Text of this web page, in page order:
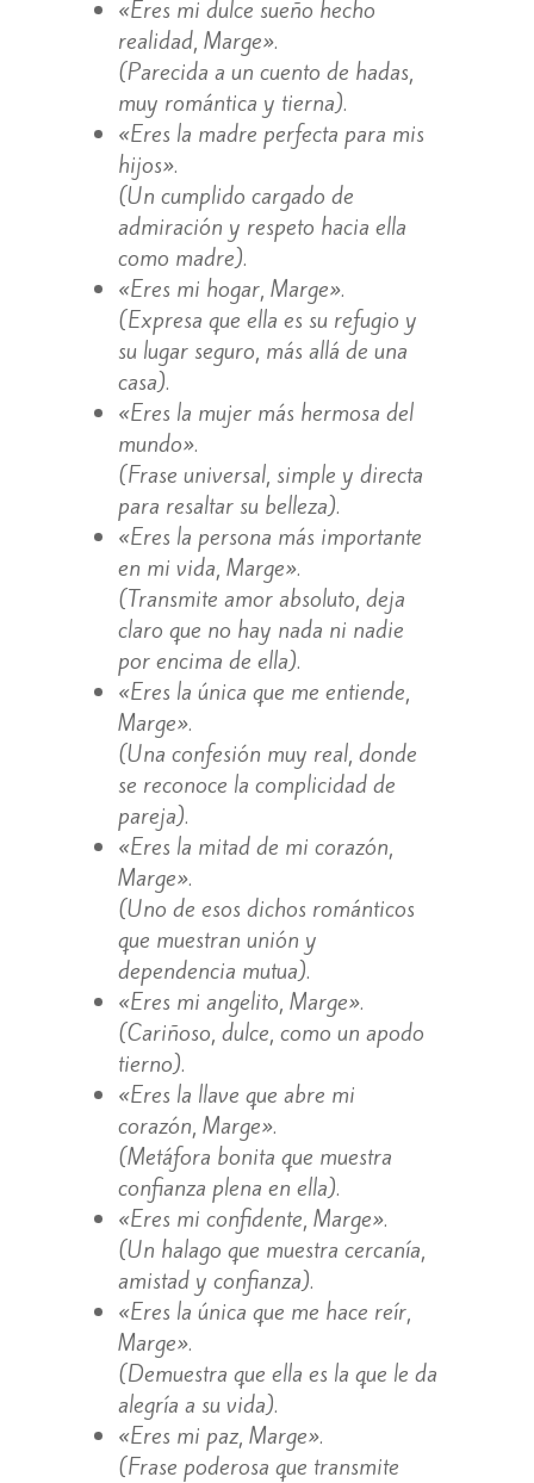
«Eres mi dulce sueño hecho
realidad, Marge».
(Parecida a un cuento de hadas,
muy romántica y tierna).
«Eres la madre perfecta para mis
hijos».
(Un cumplido cargado de
admiración y respeto hacia ella
como madre).
«Eres mi hogar, Marge».
(Expresa que ella es su refugio y
su lugar seguro, más allá de una
casa).
«Eres la mujer más hermosa del
mundo».
(Frase universal, simple y directa
para resaltar su belleza).
«Eres la persona más importante
en mi vida, Marge».
(Transmite amor absoluto, deja
claro que no hay nada ni nadie
por encima de ella).
«Eres la única que me entiende,
Marge».
(Una confesión muy real, donde
se reconoce la complicidad de
pareja).
«Eres la mitad de mi corazón,
Marge».
(Uno de esos dichos románticos
que muestran unión y
dependencia mutua).
«Eres mi angelito, Marge».
(Cariñoso, dulce, como un apodo
tierno).
«Eres la llave que abre mi
corazón, Marge».
(Metáfora bonita que muestra
confianza plena en ella).
«Eres mi confidente, Marge».
(Un halago que muestra cercanía,
amistad y confianza).
«Eres la única que me hace reír,
Marge».
(Demuestra que ella es la que le da
alegría a su vida).
«Eres mi paz, Marge».
(Frase poderosa que transmite